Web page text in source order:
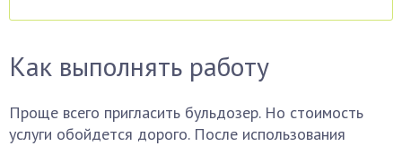
Как выполнять работу
Проще всего пригласить бульдозер. Но стоимость
услуги обойдется дорого. После использования